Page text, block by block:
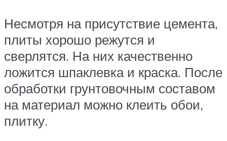
Несмотря на присутствие цемента,
плиты хорошо режутся и
сверлятся. На них качественно
ложится шпаклевка и краска. После
обработки грунтовочным составом
на материал можно клеить обои,
плитку.